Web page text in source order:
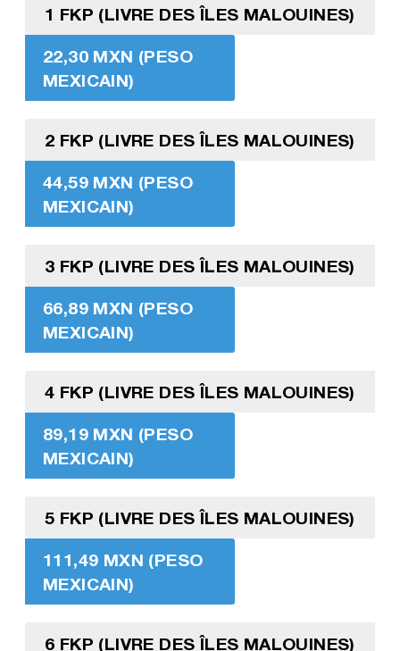
1 FKP (LIVRE DES ÎLES MALOUINES)
22,30 MXN (PESO
MEXICAIN)
2 FKP (LIVRE DES ÎLES MALOUINES)
44,59 MXN (PESO
MEXICAIN)
3 FKP (LIVRE DES ÎLES MALOUINES)
66,89 MXN (PESO
MEXICAIN)
4 FKP (LIVRE DES ÎLES MALOUINES)
89,19 MXN (PESO
MEXICAIN)
5 FKP (LIVRE DES ÎLES MALOUINES)
111,49 MXN (PESO
MEXICAIN)
6 FKP (LIVRE DES ÎLES MALOUINES)